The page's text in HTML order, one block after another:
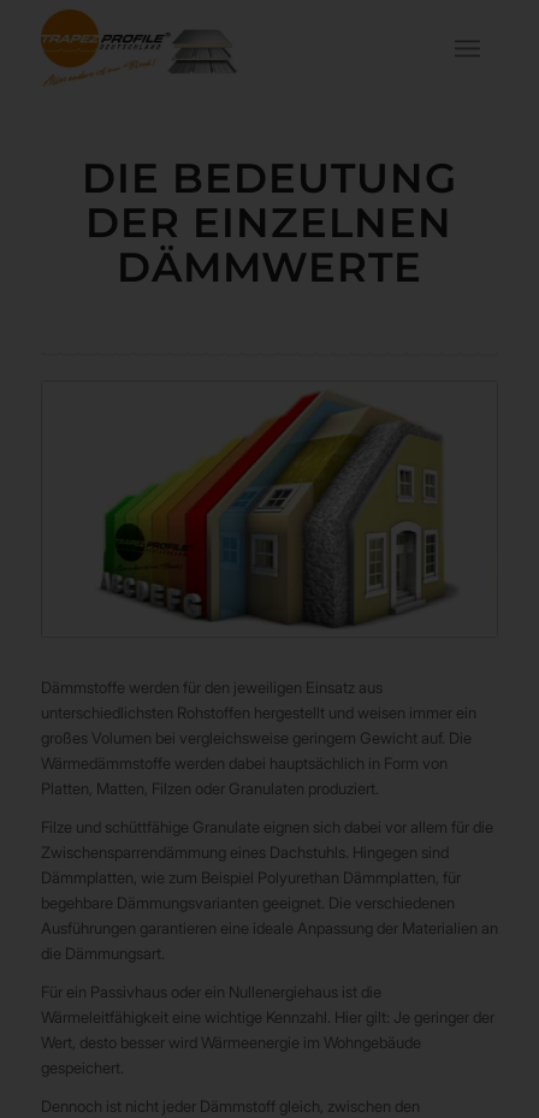
DIE BEDEUTUNG
DER EINZELNEN
DÄMMWERTE
Dämmstoffe werden für den jeweiligen Einsatz aus
unterschiedlichsten Rohstoffen hergestellt und weisen immer ein
großes Volumen bei vergleichsweise geringem Gewicht auf. Die
Wärmedämmstoffe werden dabei hauptsächlich in Form von
Platten, Matten, Filzen oder Granulaten produziert.
Filze und schüttfähige Granulate eignen sich dabei vor allem für die
Zwischensparrendämmung eines Dachstuhls. Hingegen sind
Dämmplatten, wie zum Beispiel Polyurethan Dämmplatten, für
begehbare Dämmungsvarianten geeignet. Die verschiedenen
Ausführungen garantieren eine ideale Anpassung der Materialien an
die Dämmungsart.
Für ein Passivhaus oder ein Nullenergiehaus ist die
Wärmeleitfähigkeit eine wichtige Kennzahl. Hier gilt: Je geringer der
Wert, desto besser wird Wärmeenergie im Wohngebäude
gespeichert.
Dennoch ist nicht jeder Dämmstoff gleich, zwischen den